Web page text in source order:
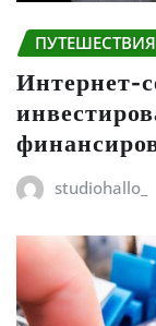
ПУТЕШЕСТВИЯ
Интернет-
studiohallo_